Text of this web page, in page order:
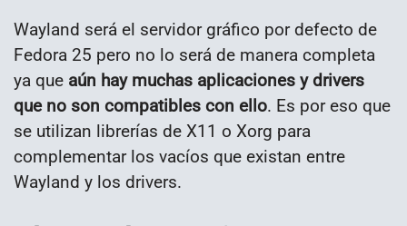
Wayland será el servidor gráfico por defecto de
Fedora 25 pero no lo será de manera completa
ya que aún hay muchas aplicaciones y drivers
que no son compatibles con ello. Es por eso que
se utilizan librerías de X11 o Xorg para
complementar los vacíos que existan entre
Wayland y los drivers.